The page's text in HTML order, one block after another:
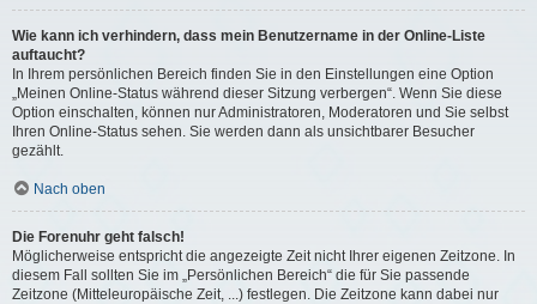
Wie kann ich verhindern, dass mein Benutzername in der Online-Liste
auftaucht?
In Ihrem persönlichen Bereich finden Sie in den Einstellungen eine Option
„Meinen Online-Status während dieser Sitzung verbergen“. Wenn Sie diese
Option einschalten, können nur Administratoren, Moderatoren und Sie selbst
Ihren Online-Status sehen. Sie werden dann als unsichtbarer Besucher
gezählt.
Nach oben
Die Forenuhr geht falsch!
Möglicherweise entspricht die angezeigte Zeit nicht Ihrer eigenen Zeitzone. In
diesem Fall sollten Sie im „Persönlichen Bereich“ die für Sie passende
Zeitzone (Mitteleuropäische Zeit, ...) festlegen. Die Zeitzone kann dabei nur